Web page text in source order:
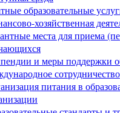
образовательные
хозяйственная
места для приема
и меры поддержки
сотрудничество
питания в